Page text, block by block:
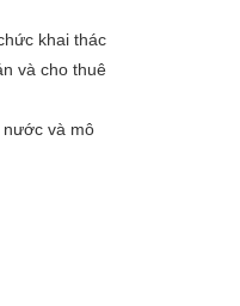
khai thác
và cho thuê
nước và mô